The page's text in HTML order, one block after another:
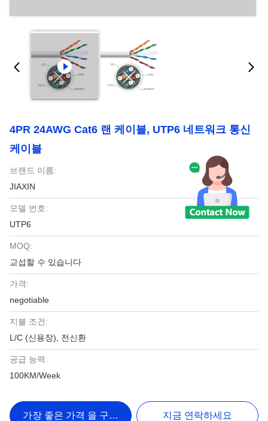
4PR 24AWG Cat6 랜 케이블, UTP6 네트워크 통신
케이블
브랜드 이름:
JIAXIN
모델 번호:
UTP6
MOQ:
교섭할 수 있습니다
가격:
negotiable
지불 조건:
L/C (신용장), 전신환
공급 능력:
100KM/Week
가장 좋은 가격 을 구하라 지금 연락하세요